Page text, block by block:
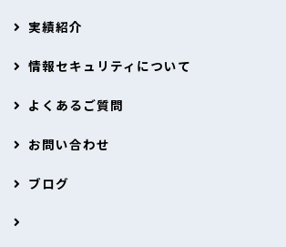
実績紹介
情報セキュリティについて
よくあるご質問
お問い合わせ
ブログ